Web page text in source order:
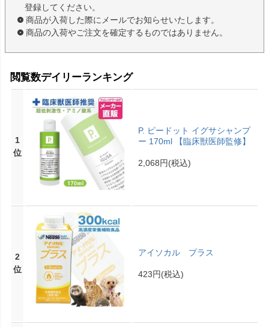
登録してください。
商品が入荷した際にメールでお知らせいたします。
商品の入荷やご注文を確定するものではありません。
閲覧数デイリーランキング
1
位
P. ピードット イグサシャンプ
ー 170ml 【臨床獣医師監修】
2,068円(税込)
2
位
アイソカル プラス
423円(税込)